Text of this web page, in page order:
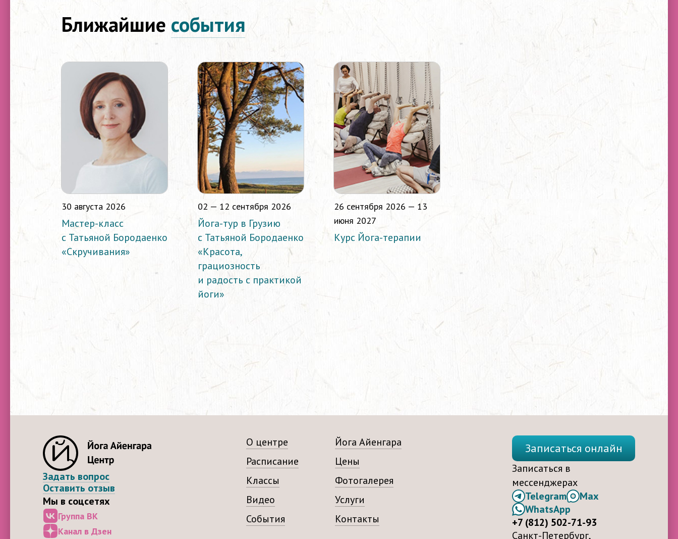
Ближайшие события
30 августа 2026
Мастер-класс
с Татьяной Бородаенко
«Скручивания»
02 — 12 сентября 2026
Йога-тур в Грузию
с Татьяной Бородаенко
«Красота,
грациозность
и радость с практикой
йоги»
26 сентября 2026 — 13
июня 2027
Курс Йога-терапии
Задать вопрос
Оставить отзыв
Мы в соцсетях
Группа ВК
Канал в Дзен
О центре
Йога Айенгара
Расписание
Цены
Классы
Фотогалерея
Видео
Услуги
События
Контакты
Записаться онлайн
Записаться в
мессенджерах
Telegram
Max
WhatsApp
+7 (812) 502-71-93
Санкт-Петербург,